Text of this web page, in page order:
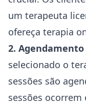
um terapeuta
ofereça terapia
2. Agendamento
selecionado o
sessões são
sessões